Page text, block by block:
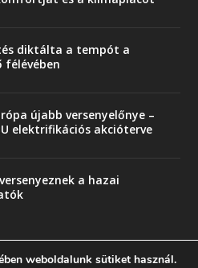
diktálta a tempót a
félévében
újabb versenyelőnye –
elektrifikációs akcióterve
a hazai
weboldalunk sütiket használ.